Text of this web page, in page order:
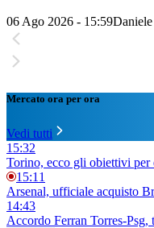
06 Ago 2026 - 15:59
Mercato ora per ora
Vedi tutti
15:32
Torino, ecco gli obiettivi per
15:11
Arsenal, ufficiale acquisto
14:43
Accordo Ferran Torres-Psg,